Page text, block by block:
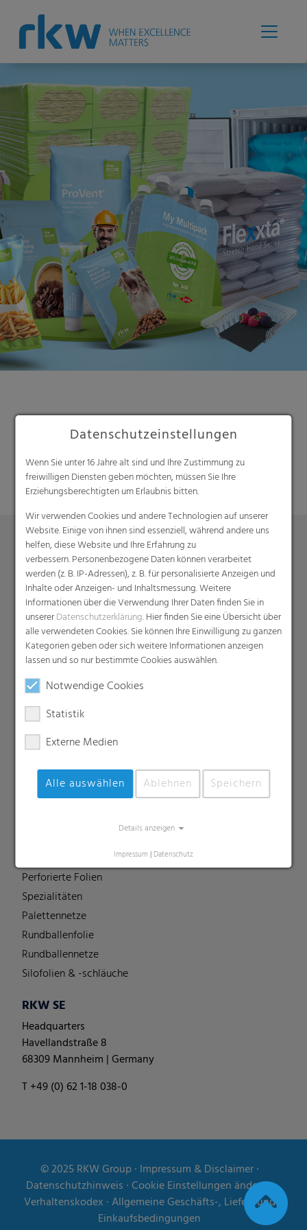
Datenschutzeinstellungen
Wenn Sie unter 16 Jahre alt sind und Ihre Zustimmung zu
freiwilligen Diensten geben möchten, müssen Sie Ihre
Erziehungsberechtigten um Erlaubnis bitten.
Wir verwenden Cookies und andere Technologien auf unserer
Website. Einige von ihnen sind essenziell, während andere uns
helfen, diese Website und Ihre Erfahrung zu
verbessern. Personenbezogene Daten können verarbeitet
werden (z. B. IP-Adressen), z. B. für personalisierte Anzeigen und
Inhalte oder Anzeigen- und Inhaltsmessung. Weitere
Informationen über die Verwendung Ihrer Daten finden Sie in
unsererDatenschutzerklärung. Hier finden Sie eine Übersicht über
alle verwendeten Cookies. Sie können Ihre Einwilligung zu ganzen
Kategorien geben oder sich weitere Informationen anzeigen
lassen und so nur bestimmte Cookies auswählen.
Notwendige Cookies
Statistik
Externe Medien
Alle auswählen Ablehnen Speichern
Details anzeigen
Impressum | Datenschutz
Produkte
Barrierefolien
Compounds
Dachunterspannbahnen
Industriefolien, Säcke, Sackverpackungen
Liners
MDO Folien
Multipack-Schrumpffolien
Papierähnliche Folien
Schrumpffolien & Stretchhauben
Technische Folien
Ernteverfrühungsfolien
Perforierte Folien
Spezialitäten
Palettennetze
Rundballenfolie
Rundballennetze
Silofolien & -schläuche
RKW SE
Headquarters
Havellandstraße 8
68309 Mannheim | Germany
T +49 (0) 62 1-18 038-0
© 2025RKW Group∙ Impressum & Disclaimer∙
Datenschutzhinweis ∙Cookie Einstellungen ändern∙
Verhaltenskodex ∙Allgemeine Geschäfts-, Liefer- und
Einkaufsbedingungen